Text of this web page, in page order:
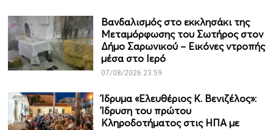
Βανδαλισμός στο εκκλησάκι της
Μεταμόρφωσης του Σωτήρος στον
Δήμο Σαρωνικού – Εικόνες ντροπής
μέσα στο Ιερό
07/08/2026 23:59
Ίδρυμα «Ελευθέριος Κ. Βενιζέλος»:
Ίδρυση του πρώτου
Κληροδοτήματος στις ΗΠΑ με